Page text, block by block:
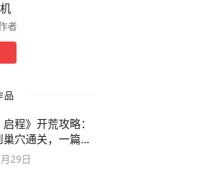
者
品
启程》开荒攻略：
穴通关，一篇抄
29日